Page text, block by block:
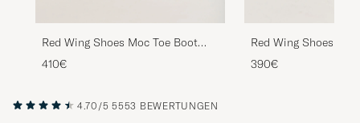
Red Wing Shoes Moc Toe Boot
Copper Rough/Though Leather
410€
Red Wing Shoes
Briar Oil Slick
390€
4.70/5 5553 BEWERTUNGEN